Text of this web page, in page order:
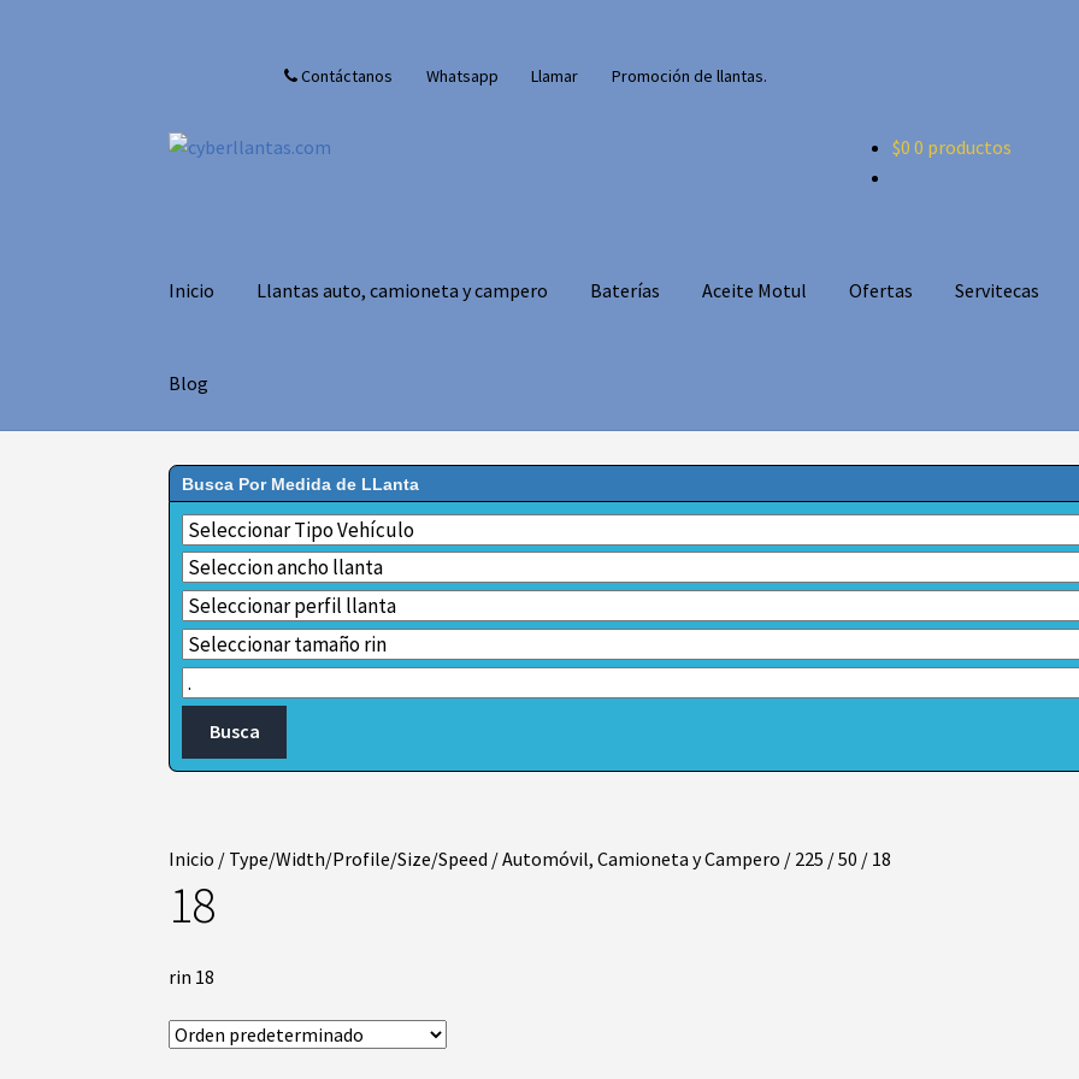
navegación
Contáctanos Whatsapp Llamar Promoción de llantas.
$0 0 productos
Inicio Llantas auto, camioneta y campero Baterías Aceite Motul Ofertas Servitecas
Blog
Busca Por Medida de LLanta
Inicio / Type/Width/Profile/Size/Speed /Automóvil, Camioneta y Campero / 225 /50 / 18
18
rin 18